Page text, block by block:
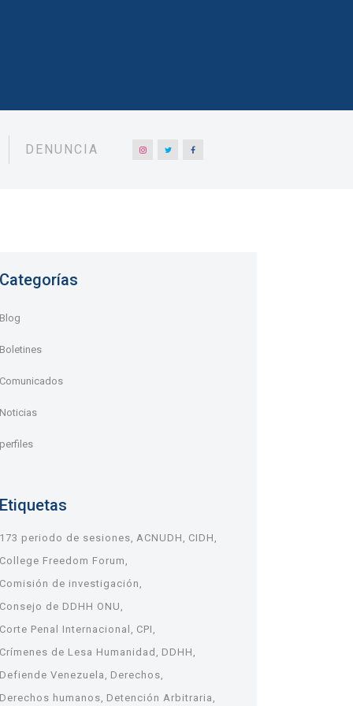
DENUNCIA
Categorías
Blog
Boletines
Comunicados
Noticias
perfiles
Etiquetas
173 periodo de sesiones ACNUDH
CIDH
College Freedom Forum
Comisión de investigación
Consejo de DDHH ONU
Corte Penal Internacional
CPI
Crímenes de Lesa Humanidad
DDHH
Defiende Venezuela
Derechos
Derechos humanos Detención Arbitraria